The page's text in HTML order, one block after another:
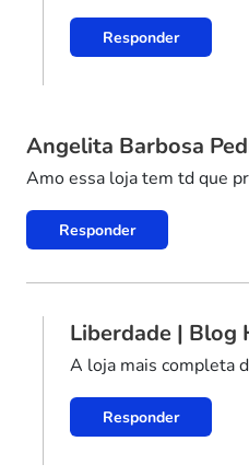
Responder
Angelita Barbosa
Amo essa loja tem td que
Responder
Liberdade | Blog
A loja mais completa
Responder